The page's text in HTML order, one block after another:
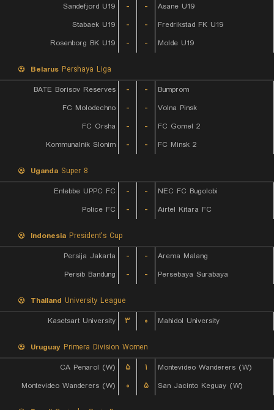
Sandefjord U19
- -
Asane U19
Stabaek U19
- -
Fredrikstad FK U19
Rosenborg BK U19
- - Molde U19
Belarus Pershaya Liga
BATE Borisov Reserves
- -
Bumprom
FC Molodechno
- -
Volna Pinsk
FC Orsha
- -
FC Gomel 2
Kommunalnik Slonim
- - FC Minsk 2
Uganda Super 8
Entebbe UPPC FC
- -
NEC FC Bugolobi
Police FC
- - Airtel Kitara FC
Indonesia President's Cup
Persija Jakarta
- -
Arema Malang
Persib Bandung
- - Persebaya Surabaya
Thailand University League
Kasetsart University
۳ ۰ Mahidol University
Uruguay Primera Division Women
CA Penarol (W)
۵ ۱
Montevideo Wanderers (W)
Montevideo Wanderers (W)
۰ ۵ San Jacinto Keguay (W)